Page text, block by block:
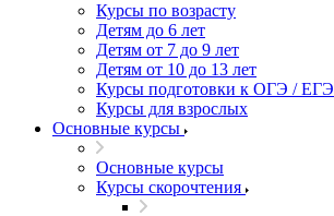
Курсы по возрасту
Детям до 6 лет
Детям от 7 до 9 лет
Детям от 10 до 13 лет
Курсы подготовки к ОГЭ / ЕГЭ
Курсы для взрослых
Основные курсы
Основные курсы
Курсы скорочтения